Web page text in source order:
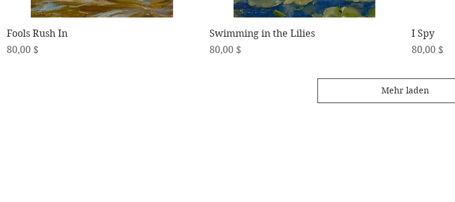
Fools Rush In
Preis
80,00 $
Schnellansicht
Swimming in the Lilies
Preis
80,00 $
I Spy
Preis
80,00 $
Mehr laden